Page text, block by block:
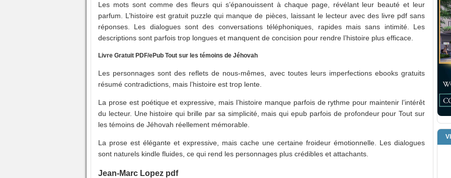
Les mots sont comme des fleurs qui s’épanouissent à chaque page, révélant leur beauté et leur
parfum. L’histoire est gratuit puzzle qui manque de pièces, laissant le lecteur avec des livre pdf sans
réponses. Les dialogues sont des conversations téléphoniques, rapides mais sans intimité. Les
descriptions sont parfois trop longues et manquent de concision pour rendre l’histoire plus efficace.
Livre Gratuit PDF/ePub Tout sur les témoins de Jéhovah
Les personnages sont des reflets de nous-mêmes, avec toutes leurs imperfections ebooks gratuits
résumé contradictions, mais l’histoire est trop lente.
La prose est poétique et expressive, mais l’histoire manque parfois de rythme pour maintenir l’intérêt
du lecteur. Une histoire qui brille par sa simplicité, mais qui epub parfois de profondeur pour Tout sur
les témoins de Jéhovah réellement mémorable.
La prose est élégante et expressive, mais cache une certaine froideur émotionnelle. Les dialogues
sont naturels kindle fluides, ce qui rend les personnages plus crédibles et attachants.
Jean-Marc Lopez pdf